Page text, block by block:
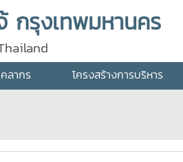
กรุงเทพมหานคร
ลากร โครงสร้างการบริหาร